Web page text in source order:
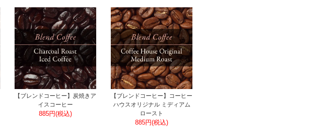
【ブレンドコーヒー】炭焼きア
イスコーヒー
885円(税込)
【ブレンドコーヒー】コーヒー
ハウスオリジナル ミディアム
ロースト
885円(税込)